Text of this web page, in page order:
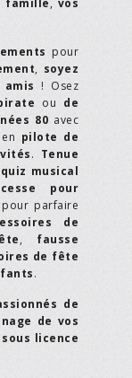
famille, vos
pour
, soyez
! Osez
ou de
80 avec
en pilote de
. Tenue
musical
pour
pour parfaire
de
, fausse
de fête
.
de
de vos
licence